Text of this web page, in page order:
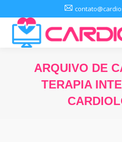
ARQUIVO DE
TERAPIA